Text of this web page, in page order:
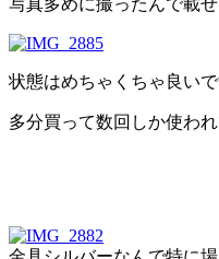
状態はめちゃくちゃ良いで
多分買って数回しか使わ